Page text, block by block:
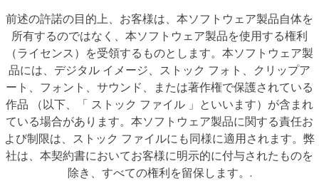
前述の許諾の目的上、お客様は、本ソフトウェア製品自体を
所有するのではなく、本ソフトウェア製品を使用する権利
（ライセンス）を受領するものとします。本ソフトウェア製
品には、デジタル イメージ、ストック フォト、クリップア
ート、フォント、サウンド、または著作権で保護されている
作品 （以下、「 ストック ファイル 」といいます）が含まれ
ている場合があります。本ソフトウェア製品に関する責任お
よび制限は、ストック ファイルにも同様に適用されます。弊
社は、本契約書においてお客様に明示的に付与されたものを
除き、すべての権利を留保します。.